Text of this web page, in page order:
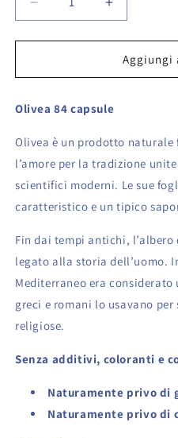
Diminuisci
quantità
per
84
Aumenta
quantità
per
OLIVEA
84
Aggiungi
Olivea 84 capsule
Olivea è un prodotto
l’amore per la tradizione
scientifici moderni. Le sue
caratteristico e un tipico
Fin dai tempi antichi,
legato alla storia dell’uomo.
Mediterraneo era
greci e romani lo usavano
religiose.
Senza additivi, coloranti e
Naturamente privo di
Naturamente privo di